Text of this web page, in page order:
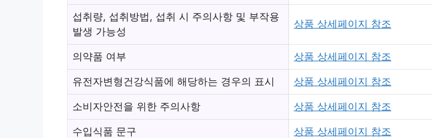
섭취량, 섭취방법, 섭취 시 주의사항 및 부작용
발생 가능성
상품 상세페이지 참조
의약품 여부 상품 상세페이지 참조
유전자변형건강식품에 해당하는 경우의 표시 상품 상세페이지 참조
소비자안전을 위한 주의사항 상품 상세페이지 참조
수입식품 문구 상품 상세페이지 참조